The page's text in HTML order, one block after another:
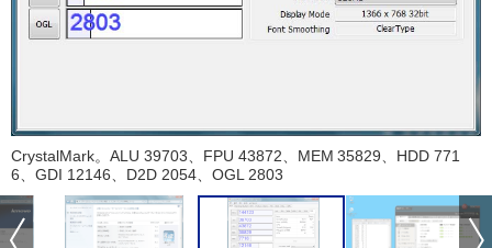
CrystalMark。ALU 39703、FPU 43872、MEM 35829、HDD 771
6、GDI 12146、D2D 2054、OGL 2803